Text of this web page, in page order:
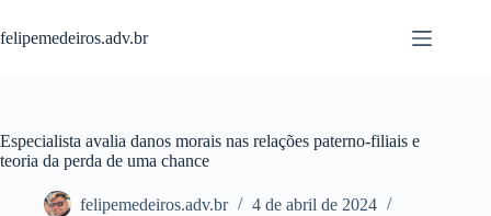
para
o
felipemedeiros.adv.br
Especialista avalia danos morais nas relações paterno-filiais e
teoria da perda de uma chance
felipemedeiros.adv.br
4 de abril de 2024